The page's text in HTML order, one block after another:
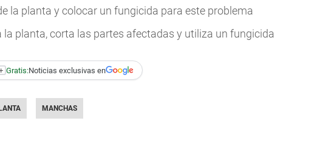
la planta y colocar un fungicida para este problema
planta, corta las partes afectadas y utiliza un fungicida
Gratis:Noticias exclusivas en
MANCHAS